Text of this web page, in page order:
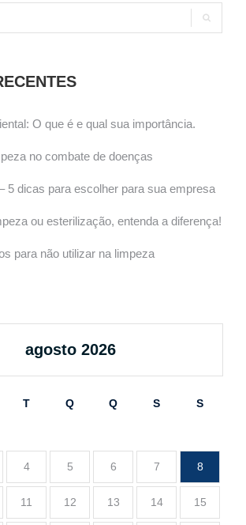
O que é e qual sua importância.
no combate de doenças
5 dicas para escolher para sua empresa
ou esterilização, entenda a diferença!
para não utilizar na limpeza
agosto 2026
T Q Q S S
4 5 6 7 8
11 12 13 14 15